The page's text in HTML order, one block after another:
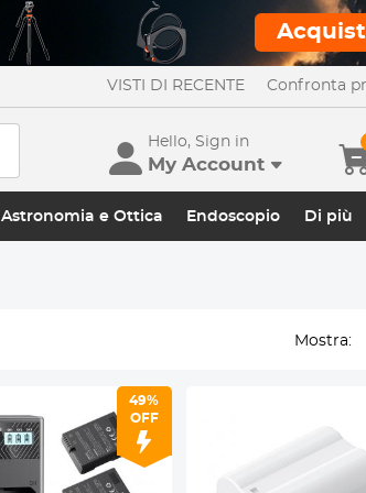
VISTI DI RECENTE Confronta
Hello, Sign in
My Account
Astronomia e Ottica Endoscopio Di più
Mostra:
49%
OFF